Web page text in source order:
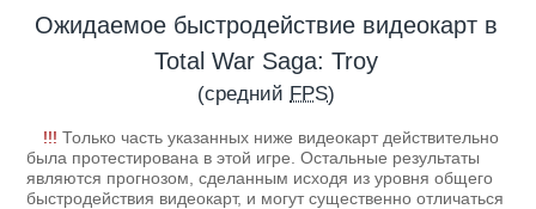
Ожидаемое быстродействие видеокарт в
Total War Saga: Troy
(средний FPS)
!!! Только часть указанных ниже видеокарт действительно
была протестирована в этой игре. Остальные результаты
являются прогнозом, сделанным исходя из уровня общего
быстродействия видеокарт, и могут существенно отличаться